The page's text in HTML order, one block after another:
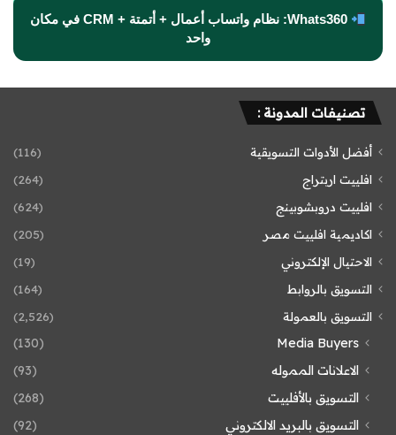
Whats360: نظام واتساب أعمال + أتمتة + CRM في مكان
واحد
تصنيفات المدونة :
أفضل الأدوات التسويقية
(116)
افلييت اربتراج
(264)
افلييت دروبشوبينج
(624)
اكاديمية افلييت مصر
(205)
الاحتيال الإلكتروني
(19)
التسويق بالروابط
(164)
التسويق بالعمولة
(2٬526)
Media Buyers
(130)
الاعلانات المموله
(93)
التسويق بالأفلييت
(268)
التسويق بالبريد الالكتروني
(92)